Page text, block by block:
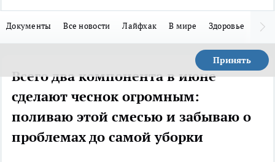
Документы Все новости Лайфхак В мире Здоровье
Принять
Всего два компонента в июне
сделают чеснок огромным:
поливаю этой смесью и забываю о
проблемах до самой уборки